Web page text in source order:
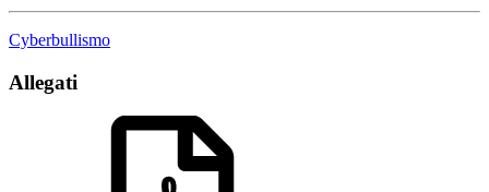
Cyberbullismo
Allegati